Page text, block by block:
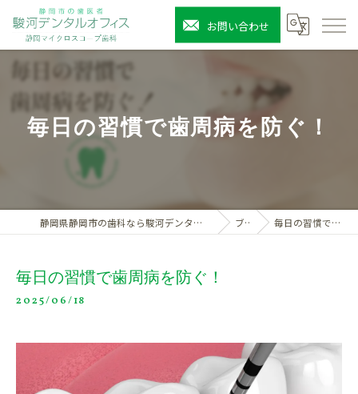
お問い合わせ
毎日の習慣で歯周病を防ぐ！
静岡県静岡市の歯科なら駿河デンタルオフィス静岡マイクロスコープ歯科 ブログ 毎日の習慣で歯周病を防ぐ！
毎日の習慣で歯周病を防ぐ！
2025/06/18